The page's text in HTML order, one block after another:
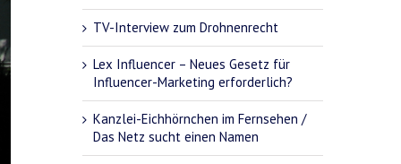
TV-Interview zum Drohnenrecht
Lex Influencer – Neues Gesetz für
Influencer-Marketing erforderlich?
Kanzlei-Eichhörnchen im Fernsehen /
Das Netz sucht einen Namen